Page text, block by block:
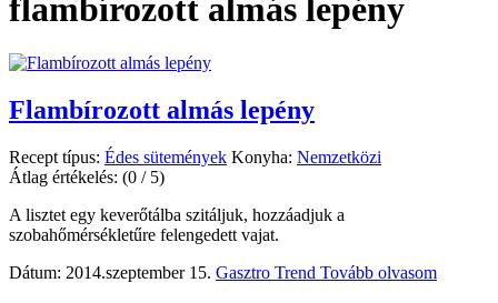
flambírozott almás lepény
Flambírozott almás lepény
Recept típus: Édes sütemények Konyha: Nemzetközi
Átlag értékelés: (0 / 5)
A lisztet egy keverőtálba szitáljuk, hozzáadjuk a
szobahőmérsékletűre felengedett vajat.
Dátum: 2014.szeptember 15. Gasztro Trend Tovább olvasom